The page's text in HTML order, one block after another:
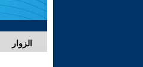
الزوار